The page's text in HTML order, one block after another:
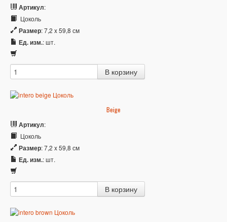
Артикул:
Цоколь
Размер: 7,2 x 59,8 см
Ед. изм.: шт.
Beige
Артикул:
Цоколь
Размер: 7,2 x 59,8 см
Ед. изм.: шт.